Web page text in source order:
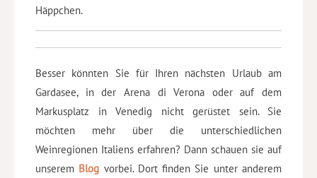
Häppchen.
Besser könnten Sie für Ihren nächsten Urlaub am
Gardasee, in der Arena di Verona oder auf dem
Markusplatz in Venedig nicht gerüstet sein. Sie
möchten mehr über die unterschiedlichen
Weinregionen Italiens erfahren? Dann schauen sie auf
unserem Blog vorbei. Dort finden Sie unter anderem